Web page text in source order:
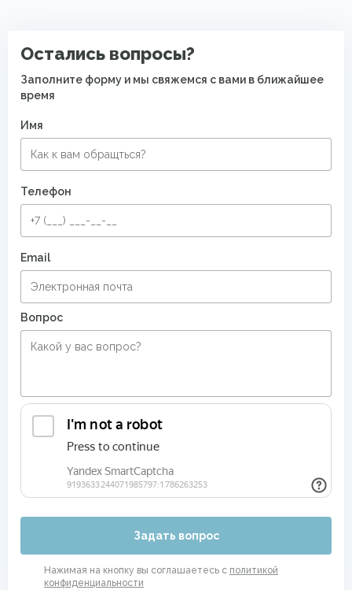
Остались вопросы?
Заполните форму и мы свяжемся с вами в ближайшее
время
Имя
Телефон
Email
Вопрос
Задать вопрос
Нажимая на кнопку вы соглашаетесь с политикой
конфиденциальности